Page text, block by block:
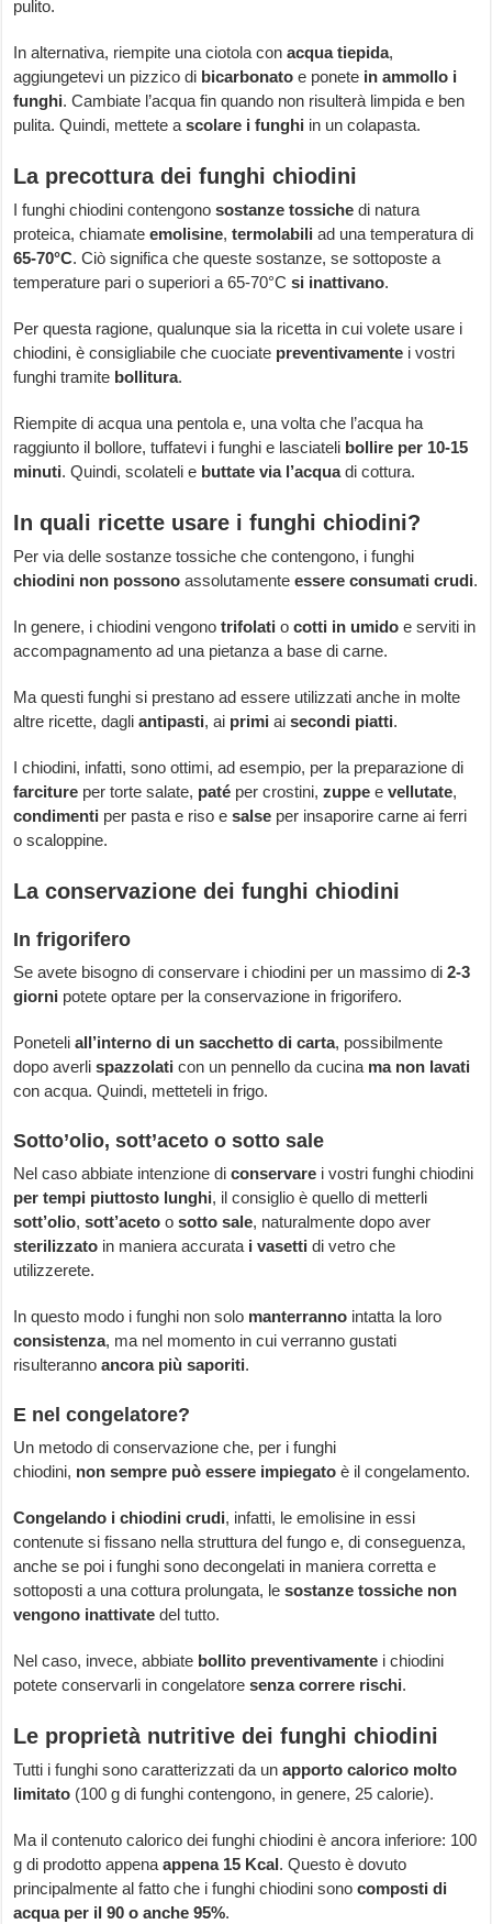
pulito.
In alternativa, riempite una ciotola conacqua tiepida,
aggiungetevi un pizzico di bicarbonato e ponete in ammollo i
funghi. Cambiate l’acqua fin quando non risulterà limpida e ben
pulita. Quindi, mettete ascolare i funghi in un colapasta.
La precottura dei funghi chiodini
I funghi chiodini contengonosostanze tossiche di natura
proteica, chiamateemolisine,termolabili ad una temperatura di
65-70°C. Ciò significa che queste sostanze, se sottoposte a
temperature pari o superiori a 65-70°Csi inattivano.
Per questa ragione, qualunque sia la ricetta in cui volete usare i
chiodini, è consigliabile che cuociate preventivamente i vostri
funghi tramite bollitura.
Riempite di acqua una pentola e, una volta che l’acqua ha
raggiunto il bollore, tuffatevi i funghi e lasciateli bollire per 10-15
minuti. Quindi, scolateli e buttate via l’acquadi cottura.
In quali ricette usare i funghi chiodini?
Per via delle sostanze tossiche che contengono, i funghi
chiodini non possono assolutamenteessere consumati crudi.
In genere, i chiodini vengono trifolati ocotti in umido e serviti in
accompagnamento ad una pietanza a base di carne.
Ma questi funghi si prestano ad essere utilizzati anche in molte
altre ricette, dagliantipasti, ai primi aisecondi piatti.
I chiodini, infatti, sono ottimi, ad esempio, per la preparazione di
farciture per torte salate, paté per crostini,zuppee vellutate,
condimenti per pasta e riso esalse per insaporire carne ai ferri
o scaloppine.
La conservazione dei funghi chiodini
In frigorifero
Se avete bisogno di conservare i chiodini per un massimo di 2-3
giorni potete optare per la conservazione in frigorifero.
Poneteliall’interno di un sacchetto di carta, possibilmente
dopo averlispazzolati con un pennello da cucina ma non lavati
con acqua. Quindi, metteteli in frigo.
Sotto’olio, sott’aceto o sotto sale
Nel caso abbiate intenzione diconservare i vostri funghi chiodini
per tempi piuttosto lunghi, il consiglio è quello di metterli
sott’olio,sott’aceto o sotto sale, naturalmente dopo aver
sterilizzato in maniera accurata i vasetti di vetro che
utilizzerete.
In questo modo i funghi non solo manterranno intatta la loro
consistenza, ma nel momento in cui verranno gustati
risulterannoancora più saporiti.
E nel congelatore?
Un metodo di conservazione che, per i funghi
chiodini, non sempre può essere impiegato è il congelamento.
Congelando i chiodini crudi, infatti, le emolisine in essi
contenute si fissano nella struttura del fungo e, di conseguenza,
anche se poi i funghi sono decongelati in maniera corretta e
sottoposti a una cottura prolungata, lesostanze tossiche non
vengono inattivate del tutto.
Nel caso, invece, abbiate bollito preventivamente i chiodini
potete conservarli in congelatoresenza correre rischi.
Le proprietà nutritive dei funghi chiodini
Tutti i funghi sono caratterizzati da unapporto calorico molto
limitato (100 g di funghi contengono, in genere, 25 calorie).
Ma il contenuto calorico dei funghi chiodini è ancora inferiore: 100
g di prodotto appenaappena 15 Kcal. Questo è dovuto
principalmente al fatto che i funghi chiodini sonocomposti di
acqua per il 90 o anche 95%.